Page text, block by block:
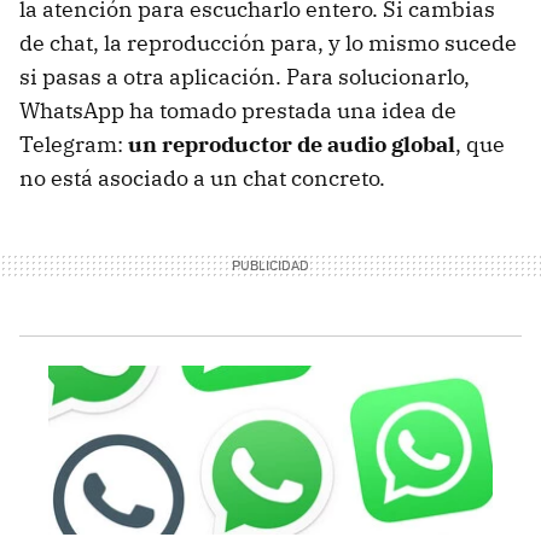
la atención para escucharlo entero. Si cambias
de chat, la reproducción para, y lo mismo sucede
si pasas a otra aplicación. Para solucionarlo,
WhatsApp ha tomado prestada una idea de
Telegram: un reproductor de audio global, que
no está asociado a un chat concreto.